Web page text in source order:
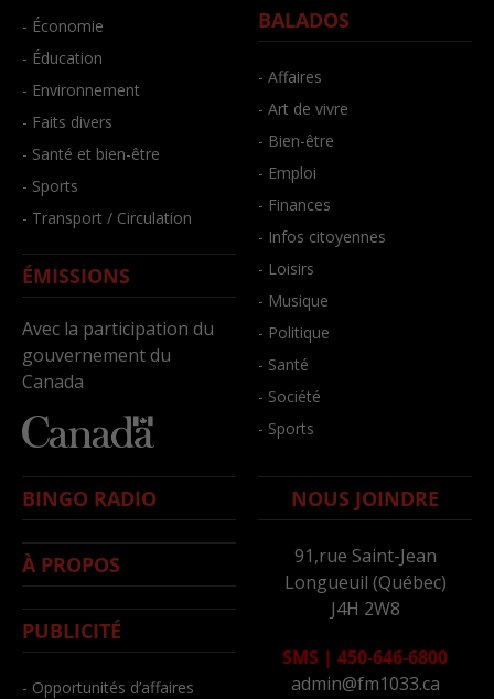
- Économie
- Éducation
- Environnement
- Faits divers
- Santé et bien-être
- Sports
- Transport / Circulation
ÉMISSIONS
Avec la participation du
gouvernement du
Canada
BALADOS
- Affaires
- Art de vivre
- Bien-être
- Emploi
- Finances
- Infos citoyennes
- Loisirs
- Musique
- Politique
- Santé
- Société
- Sports
BINGO RADIO
À PROPOS
PUBLICITÉ
- Opportunités d’affaires
NOUS JOINDRE
91,rue Saint-Jean
Longueuil (Québec)
J4H 2W8
SMS | 450-646-6800
admin@fm1033.ca